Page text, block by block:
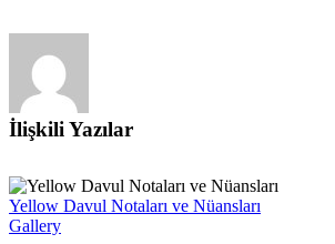
İlişkili Yazılar
Yellow Davul Notaları ve Nüansları
Gallery